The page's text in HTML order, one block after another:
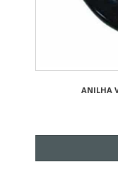
ANILHA